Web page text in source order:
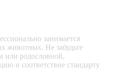
занимается
животных. Не забудьте
или родословной,
и соответствие стандарту